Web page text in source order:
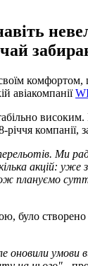
авіакомпанії
Ми
акцій: уже
плануємо
було
оновили